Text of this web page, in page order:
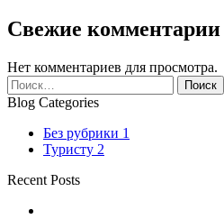
Свежие комментарии
Нет комментариев для просмотра.
Найти:
Blog Categories
Без рубрики 1
Туристу 2
Recent Posts